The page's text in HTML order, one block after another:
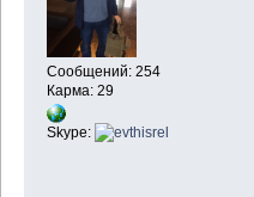
Сообщений: 254
Карма: 29
Skype: